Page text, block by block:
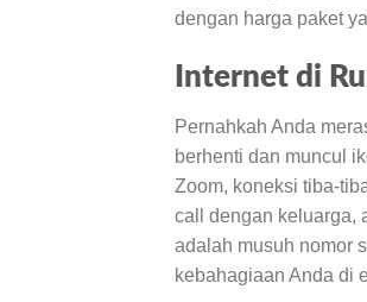
dengan harga paket
Internet di
Pernahkah Anda
berhenti dan muncul
Zoom, koneksi tiba-
call dengan keluarga,
adalah musuh nomor
kebahagiaan Anda di